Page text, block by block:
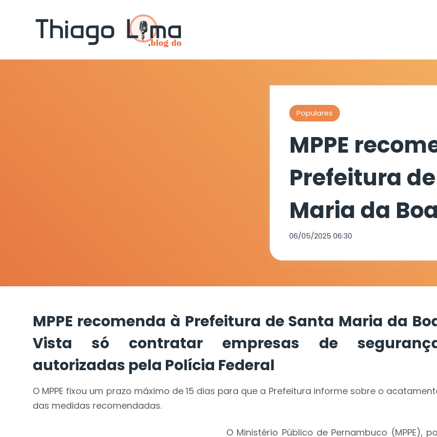
Populares
MPPE
Prefeitura
Maria da
contratar
pela Polícia
06/05/2025 06:30
MPPE recomenda à Prefeitura de Santa Maria da
Vista só contratar empresas de
autorizadas pela Polícia Federal
O MPPE fixou um prazo máximo de 15 dias para que a Prefeitura informe sobre o
das medidas recomendadas.
O Ministério Público de Pernambuco (MPPE),